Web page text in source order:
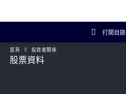
打開目錄
投資者關係主頁
首頁 投資者關係
股票資料